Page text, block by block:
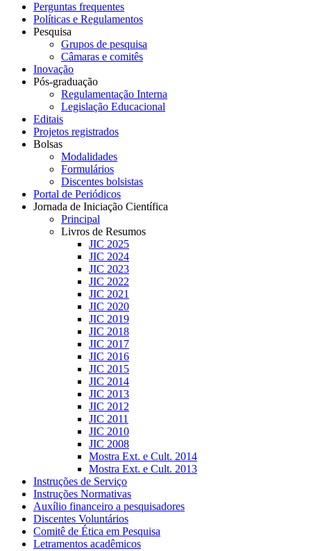
Perguntas frequentes
Políticas e Regulamentos
Pesquisa
Grupos de pesquisa
Câmaras e comitês
Inovação
Pós-graduação
Regulamentação Interna
Legislação Educacional
Editais
Projetos registrados
Bolsas
Modalidades
Formulários
Discentes bolsistas
Portal de Periódicos
Jornada de Iniciação Científica
Principal
Livros de Resumos
JIC 2025
JIC 2024
JIC 2023
JIC 2022
JIC 2021
JIC 2020
JIC 2019
JIC 2018
JIC 2017
JIC 2016
JIC 2015
JIC 2014
JIC 2013
JIC 2012
JIC 2011
JIC 2010
JIC 2008
Mostra Ext. e Cult. 2014
Mostra Ext. e Cult. 2013
Instruções de Serviço
Instruções Normativas
Auxílio financeiro a pesquisadores
Discentes Voluntários
Comitê de Ética em Pesquisa
Letramentos acadêmicos